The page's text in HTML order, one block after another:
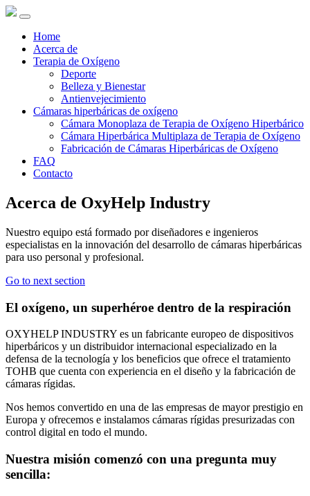
Home
Acerca de
Terapia de Oxígeno
Deporte
Belleza y Bienestar
Antienvejecimiento
Cámaras hiperbáricas de oxígeno
Cámara Monoplaza de Terapia de Oxígeno Hiperbárico
Cámara Hiperbárica Multiplaza de Terapia de Oxígeno
Fabricación de Cámaras Hiperbáricas de Oxígeno
FAQ
Contacto
Acerca de OxyHelp Industry
Nuestro equipo está formado por diseñadores e ingenieros
especialistas en la innovación del desarrollo de cámaras hiperbáricas
para uso personal y profesional.
Go to next section
El oxígeno, un superhéroe dentro de la respiración
OXYHELP INDUSTRY es un fabricante europeo de dispositivos
hiperbáricos y un distribuidor internacional especializado en la
defensa de la tecnología y los beneficios que ofrece el tratamiento
TOHB que cuenta con experiencia en el diseño y la fabricación de
cámaras rígidas.
Nos hemos convertido en una de las empresas de mayor prestigio en
Europa y ofrecemos e instalamos cámaras rígidas presurizadas con
control digital en todo el mundo.
Nuestra misión comenzó con una pregunta muy
sencilla: